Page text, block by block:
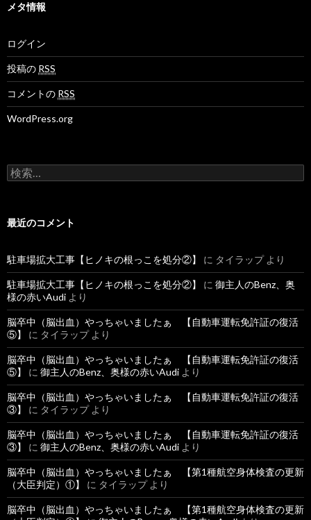
メタ情報
ログイン
投稿の RSS
コメントの RSS
WordPress.org
検
索
最近のコメント
駐車場拡大工事【ヒノキの根っこを処分②】 に タイラップより
駐車場拡大工事【ヒノキの根っこを処分②】 に 御主人のBenz、奥
様の赤いAudi より
脳卒中（脳出血）やっちゃいましたぁ 【自動車運転免許証の復活
⑤】
に タイラップより
脳卒中（脳出血）やっちゃいましたぁ 【自動車運転免許証の復活
⑤】
に 御主人のBenz、奥様の赤いAudi より
脳卒中（脳出血）やっちゃいましたぁ 【自動車運転免許証の復活
③】
に タイラップより
脳卒中（脳出血）やっちゃいましたぁ 【自動車運転免許証の復活
③】
に 御主人のBenz、奥様の赤いAudi より
脳卒中（脳出血）やっちゃいましたぁ 【第1種航空身体検査の更新
（大臣判定）①】
に タイラップより
脳卒中（脳出血）やっちゃいましたぁ 【第1種航空身体検査の更新